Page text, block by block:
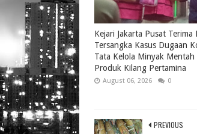
Kejari Jakarta Pusat Terima
Tersangka Kasus Dugaan
Tata Kelola Minyak Mentah
Produk Kilang Pertamina
August 06, 2026 0
PREVIOUS